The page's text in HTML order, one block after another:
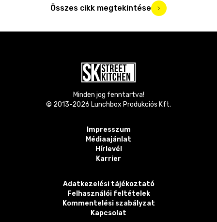
Összes cikk megtekintése
Minden jog fenntartva!
© 2013-2026 Lunchbox Produkciós Kft.
Impresszum
Médiaajánlat
Hírlevél
Karrier
Adatkezelési tájékoztató
Felhasználói feltételek
Kommentelési szabályzat
Kapcsolat